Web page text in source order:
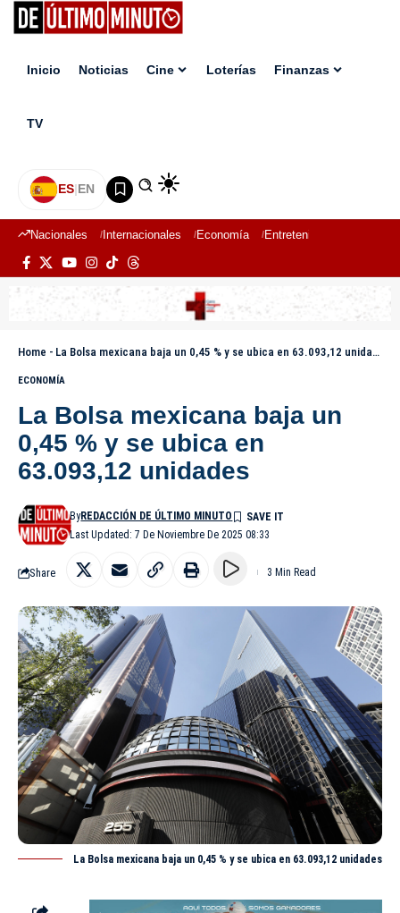
Inicio Noticias Cine Loterías Finanzas
TV
ES|EN
Nacionales Internacionales Economía Entretenimiento
Home - La Bolsa mexicana baja un 0,45 % y se ubica en 63.093,12 unidades
ECONOMÍA
La Bolsa mexicana baja un
0,45 % y se ubica en
63.093,12 unidades
Last Updated: 7 De Noviembre De 2025 08:33
ByREDACCIÓN DE ÚLTIMO MINUTO
Share 3 Min Read
La Bolsa mexicana baja un 0,45 % y se ubica en 63.093,12 unidades